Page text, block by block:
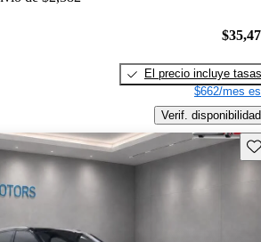
El precio incluye tasas
$662/mes
Verif. disponibilidad